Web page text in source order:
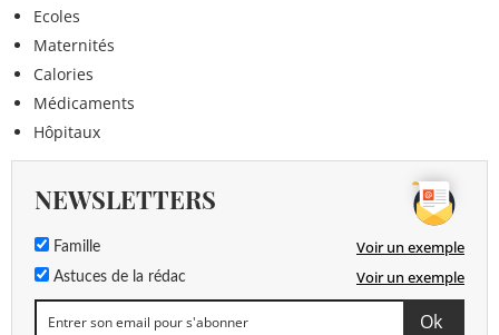
Ecoles
Maternités
Calories
Médicaments
Hôpitaux
NEWSLETTERS
Famille Voir un exemple
Astuces de la rédac Voir un exemple